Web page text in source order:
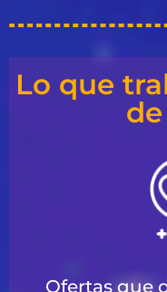
Lo que
Ofertas que